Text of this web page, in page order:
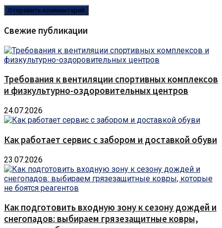
Свежие публикации
Требования к вентиляции спортивных комплексов
и физкультурно-оздоровительных центров
24.07.2026
Как работает сервис с забором и доставкой обуви
23.07.2026
Как подготовить входную зону к сезону дождей и
снегопадов: выбираем грязезащитные ковры,